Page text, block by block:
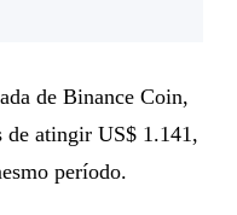
de Binance Coin,
de atingir US$ 1.141,
período.